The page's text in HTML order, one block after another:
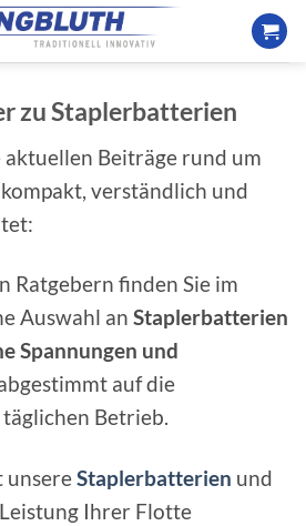
zu Staplerbatterien
aktuellen Beiträge rund um
verständlich und
Ratgebern finden Sie im
Auswahl an Staplerbatterien
Spannungen und
auf die
Betrieb.
unsereStaplerbatterien und
Ihrer Flotte